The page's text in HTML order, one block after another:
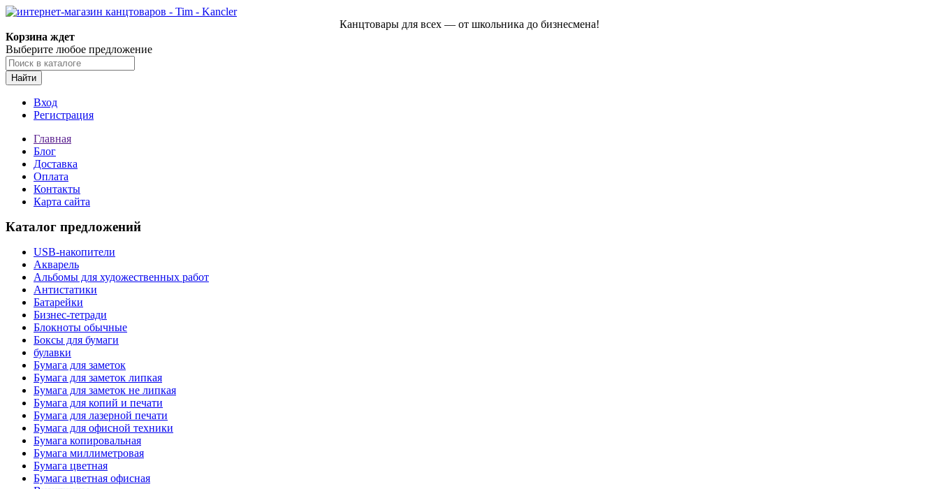
Канцтовары для всех — от школьника до бизнесмена!
Корзина ждет
Выберите любое предложение
Найти
Вход
Регистрация
Главная
Блог
Доставка
Оплата
Контакты
Карта сайта
Каталог предложений
USB-накопители
Акварель
Альбомы для художественных работ
Антистатики
Батарейки
Бизнес-тетради
Блокноты обычные
Боксы для бумаги
булавки
Бумага для заметок
Бумага для заметок липкая
Бумага для заметок не липкая
Бумага для копий и печати
Бумага для лазерной печати
Бумага для офисной техники
Бумага копировальная
Бумага миллиметровая
Бумага цветная
Бумага цветная офисная